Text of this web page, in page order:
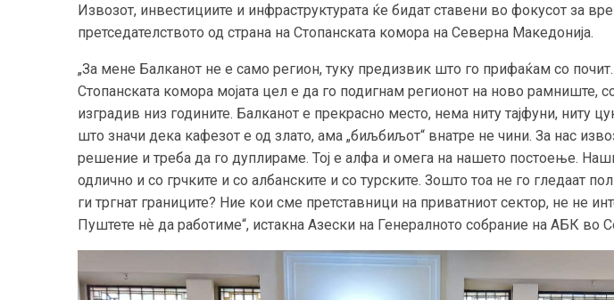
Извозот, инвестициите и инфраструктурата ќе бидат ставени во фокусот за
претседателството од страна на Стопанската комора на Северна Македонија.
„За мене Балканот не е само регион, туку предизвик што го прифаќам со
Стопанската комора мојата цел е да го подигнам регионот на ново рамниште,
изградив низ годините. Балканот е прекрасно место, нема ниту тајфуни, ниту
што значи дека кафезот е од злато, ама „биљбиљот“ внатре не чини. За нас
решение и треба да го дуплираме. Тој е алфа и омега на нашето постоење.
одлично и со грчките и со албанските и со турските. Зошто тоа не го гледаат
ги тргнат границите? Ние кои сме претставници на приватниот сектор, не не
Пуштете нѐ да работиме“, истакна Азески на Генералното собрание на АБК во